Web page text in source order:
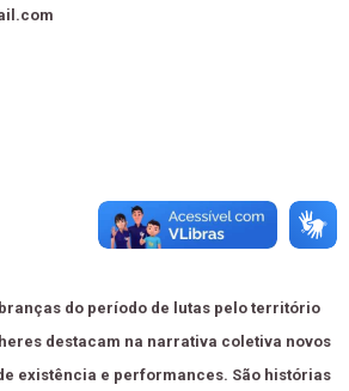
do período de lutas pelo território
destacam na narrativa coletiva novos
existência e performances. São histórias